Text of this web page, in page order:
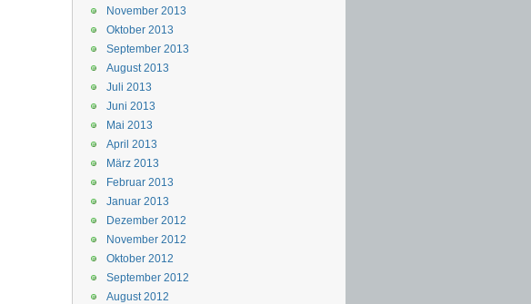
November 2013
Oktober 2013
September 2013
August 2013
Juli 2013
Juni 2013
Mai 2013
April 2013
März 2013
Februar 2013
Januar 2013
Dezember 2012
November 2012
Oktober 2012
September 2012
August 2012